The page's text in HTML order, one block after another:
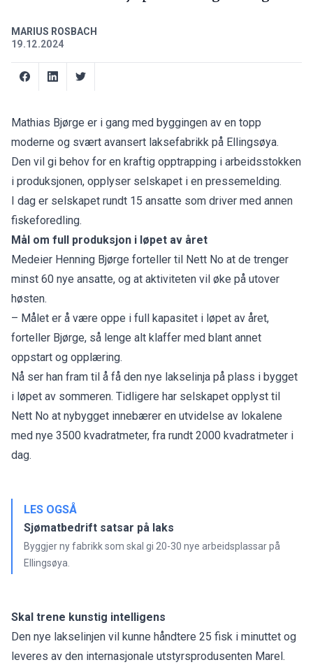
MARIUS ROSBACH
19.12.2024
Mathias Bjørge er i gang med byggingen av en topp
moderne og svært avansert laksefabrikk på Ellingsøya.
Den vil gi behov for en kraftig opptrapping i arbeidsstokken
i produksjonen, opplyser selskapet i en pressemelding.
I dag er selskapet rundt 15 ansatte som driver med annen
fiskeforedling.
Mål om full produksjon i løpet av året
Medeier Henning Bjørge forteller til Nett No at de trenger
minst 60 nye ansatte, og at aktiviteten vil øke på utover
høsten.
– Målet er å være oppe i full kapasitet i løpet av året,
forteller Bjørge, så lenge alt klaffer med blant annet
oppstart og opplæring.
Nå ser han fram til å få den nye lakselinja på plass i bygget
i løpet av sommeren. Tidligere har selskapet opplyst til
Nett No at nybygget innebærer en utvidelse av lokalene
med nye 3500 kvadratmeter, fra rundt 2000 kvadratmeter i
dag.
LES OGSÅ
Sjømatbedrift satsar på laks
Byggjer ny fabrikk som skal gi 20-30 nye arbeidsplassar på
Ellingsøya.
Skal trene kunstig intelligens
Den nye lakselinjen vil kunne håndtere 25 fisk i minuttet og
leveres av den internasjonale utstyrsprodusenten Marel.